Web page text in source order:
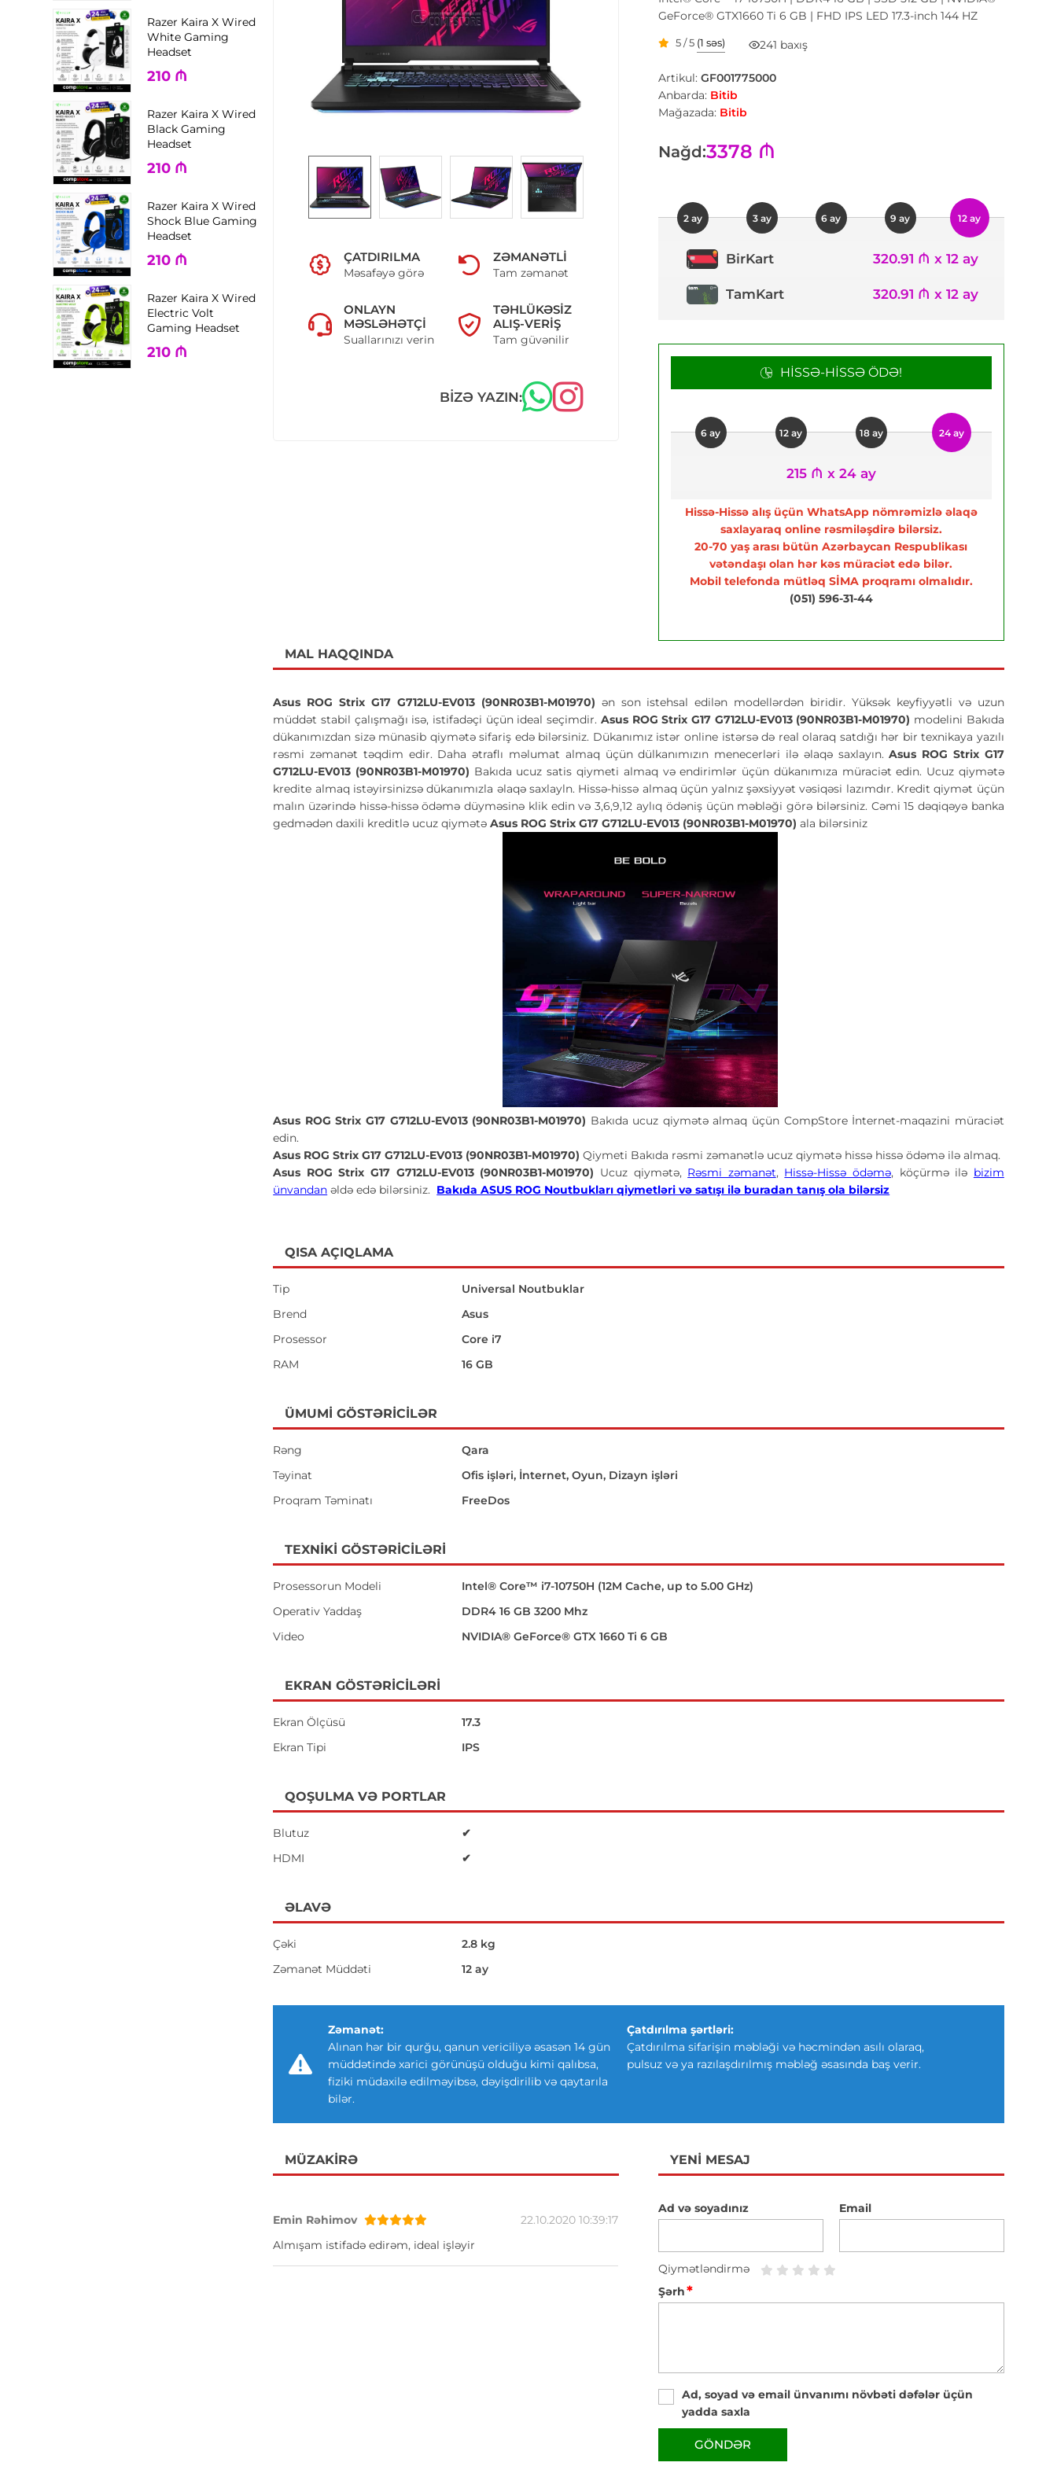
Razer Kaira X Wired
White Gaming
Headset
210 ₼
Razer Kaira X Wired
Black Gaming
Headset
210 ₼
Razer Kaira X Wired
Shock Blue Gaming
Headset
210 ₼
Razer Kaira X Wired
Electric Volt
Gaming Headset
210 ₼
ÇATDIRILMA
Məsafəyə görə
ZƏMANƏTLI
Tam zəmanət
ONLAYN
MƏSLƏHƏTÇI
Suallarınızı verin
TƏHLÜKƏSIZ
ALIŞ-VERIŞ
Tam güvənilir
BIZƏ YAZIN:
GeForce® GTX1660 Ti 6 GB | FHD IPS LED 17.3-inch 144 HZ
5 / 5 (1 səs) 241 baxış
Artikul: GF001775000
Anbarda: Bitib
Mağazada: Bitib
Nağd:3378 ₼
2 ay 3 ay 6 ay 9 ay 12 ay
BirKart 320.91 ₼ x 12 ay
TamKart 320.91 ₼ x 12 ay
HISSƏ-HISSƏ ÖDƏ!
6 ay 12 ay 18 ay 24 ay
215 ₼ x 24 ay
Hissə-Hissə alış üçün WhatsApp nömrəmizlə əlaqə
saxlayaraq online rəsmiləşdirə bilərsiz.
20-70 yaş arası bütün Azərbaycan Respublikası
vətəndaşı olan hər kəs müraciət edə bilər.
Mobil telefonda mütləq SİMA proqramı olmalıdır.
(051) 596-31-44
MAL HAQQINDA
Asus ROG Strix G17 G712LU-EV013 (90NR03B1-M01970) ən son istehsal edilən modellərdən biridir. Yüksək keyfiyyətli və uzun
müddət stabil çalışmağı isə, istifadəçi üçün ideal seçimdir. Asus ROG Strix G17 G712LU-EV013 (90NR03B1-M01970) modelini Bakıda
dükanımızdan sizə münasib qiymətə sifariş edə bilərsiniz. Dükanımız istər online istərsə də real olaraq satdığı hər bir texnikaya yazılı
rəsmi zəmanət təqdim edir. Daha ətraflı məlumat almaq üçün dülkanımızın menecerləri ilə əlaqə saxlayın.Asus ROG Strix G17
G712LU-EV013 (90NR03B1-M01970) Bakıda ucuz satis qiymeti almaq və endirimlər üçün dükanımıza müraciət edin. Ucuz qiymətə
kredite almaq istəyirsinizsə dükanımızla əlaqə saxlayln. Hissə-hissə almaq üçün yalnız şəxsiyyət vəsiqəsi lazımdır. Kredit qiymət üçün
malın üzərində hissə-hissə ödəmə düyməsinə klik edin və 3,6,9,12 aylıq ödəniş üçün məbləği görə bilərsiniz. Cəmi 15 dəqiqəyə banka
gedmədən daxili kreditlə ucuz qiymətəAsus ROG Strix G17 G712LU-EV013 (90NR03B1-M01970)ala bilərsiniz
Asus ROG Strix G17 G712LU-EV013 (90NR03B1-M01970) Bakıda ucuz qiymətə almaq üçün CompStore İnternet-maqazini müraciət
edin.
Asus ROG Strix G17 G712LU-EV013 (90NR03B1-M01970) Qiymeti Bakıda rəsmi zəmanətlə ucuz qiymətə hissə hissə ödəmə ilə almaq.
Asus ROG Strix G17 G712LU-EV013 (90NR03B1-M01970) Ucuz qiymətə, Rəsmi zəmanət, Hissə-Hissə ödəmə, köçürmə ilə bizim
ünvandan əldə edə bilərsiniz. Bakıda ASUS ROG Noutbukları qiymetləri və satışı ilə buradan tanış ola bilərsiz
QISA AÇIQLAMA
Tip
Universal Noutbuklar
Brend
Asus
Prosessor
Core i7
RAM
16 GB
ÜMUMI GÖSTƏRICILƏR
Rəng
Qara
Təyinat
Ofis işləri, İnternet, Oyun, Dizayn işləri
Proqram Təminatı
FreeDos
TEXNIKI GÖSTƏRICILƏRI
Prosessorun Modeli
Intel® Core™ i7-10750H (12M Cache, up to 5.00 GHz)
Operativ Yaddaş
DDR4 16 GB 3200 Mhz
Video
NVIDIA® GeForce® GTX 1660 Ti 6 GB
EKRAN GÖSTƏRICILƏRI
Ekran Ölçüsü
17.3
Ekran Tipi
IPS
QOŞULMA VƏ PORTLAR
Blutuz
✔
HDMI
✔
ƏLAVƏ
Çəki
2.8 kg
Zəmanət Müddəti
12 ay
Zəmanət:
Alınan hər bir qurğu, qanun vericiliyə əsasən 14 gün
müddətində xarici görünüşü olduğu kimi qalıbsa,
fiziki müdaxilə edilməyibsə, dəyişdirilib və qaytarıla
bilər.
Çatdırılma şərtləri:
Çatdırılma sifarişin məbləği və həcmindən asılı olaraq,
pulsuz və ya razılaşdırılmış məbləğ əsasında baş verir.
MÜZAKIRƏ
Emin Rəhimov
22.10.2020 10:39:17
Almışam istifadə edirəm, ideal işləyir
YENI MESAJ
Ad və soyadınız Email
Qiymətləndirmə
Şərh*
Ad, soyad və email ünvanımı növbəti dəfələr üçün
yadda saxla
GÖNDƏR